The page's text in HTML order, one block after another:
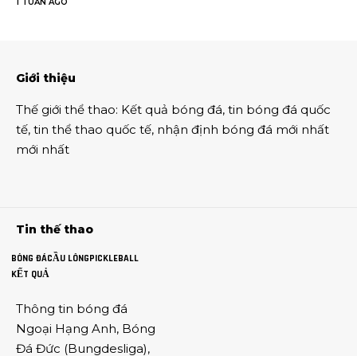
Giới thiệu
Thế giới thể thao: Kết quả bóng đá, tin bóng đá quốc
tế, tin thể thao quốc tế, nhận định bóng đá mới nhất
mới nhất
Tin thế thao
BÓNG ĐÁCẦU LÔNGPICKLEBALL
KẾT QUẢ
Thông tin bóng đá
Ngoại Hạng Anh, Bóng
Đá Đức (Bungdesliga),